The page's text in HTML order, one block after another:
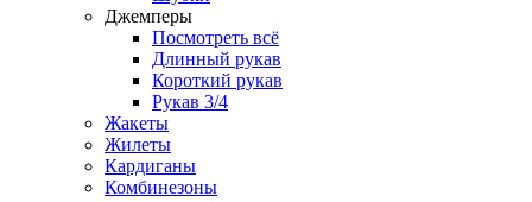
Джемперы
Посмотреть всё
Длинный рукав
Короткий рукав
Рукав 3/4
Жакеты
Жилеты
Кардиганы
Комбинезоны